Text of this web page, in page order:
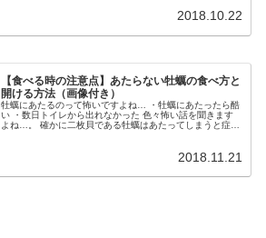
2018.10.22
【食べる時の注意点】あたらない牡蠣の食べ方と
開ける方法（画像付き）
牡蠣にあたるのって怖いですよね… ・牡蠣にあたったら酷
い ・数日トイレから出れなかった 色々怖い話を聞きます
よね…。 確かに二枚貝である牡蠣はあたってしまうと症状
2018.11.21